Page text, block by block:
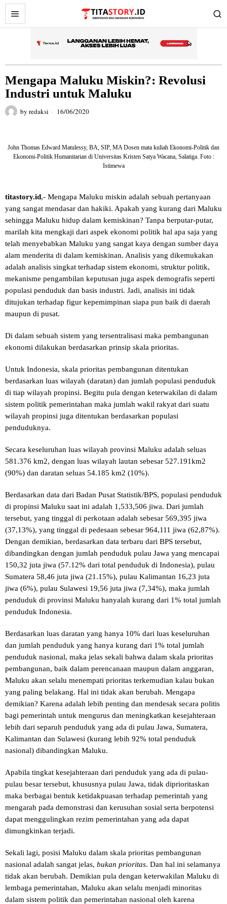
Mengapa Maluku Miskin?: Revolusi
Industri untuk Maluku
by redaksi 16/06/2020
John Thomas Edward Matulessy, BA, SIP, MA Dosen mata kuliah Ekonomi-Politik dan
Ekonomi-Politik Humanitarian di Universitas Kristen Satya Wacana, Salatiga. Foto :
Istimewa
titastory.id,- Mengapa Maluku miskin adalah sebuah pertanyaan
yang sangat mendasar dan hakiki. Apakah yang kurang dari Maluku
sehingga Maluku hidup dalam kemiskinan? Tanpa berputar-putar,
marilah kita mengkaji dari aspek ekonomi politik hal apa saja yang
telah menyebabkan Maluku yang sangat kaya dengan sumber daya
alam menderita di dalam kemiskinan. Analisis yang dikemukakan
adalah analisis singkat terhadap sistem ekonomi, struktur politik,
mekanisme pengambilan keputusan juga aspek demografis seperti
populasi penduduk dan basis industri. Jadi, analisis ini tidak
ditujukan terhadap figur kepemimpinan siapa pun baik di daerah
maupun di pusat.
Di dalam sebuah sistem yang tersentralisasi maka pembangunan
ekonomi dilakukan berdasarkan prinsip skala prioritas.
Untuk Indonesia, skala prioritas pembangunan ditentukan
berdasarkan luas wilayah (daratan) dan jumlah populasi penduduk
di tiap wilayah propinsi. Begitu pula dengan keterwakilan di dalam
sistem politik pemerintahan maka jumlah wakil rakyat dari suatu
wilayah propinsi juga ditentukan berdasarkan populasi
penduduknya.
Secara keseluruhan luas wilayah provinsi Maluku adalah seluas
581.376 km2, dengan luas wilayah lautan sebesar 527.191km2
(90%) dan daratan seluas 54.185 km2 (10%).
Berdasarkan data dari Badan Pusat Statistik/BPS, populasi penduduk
di propinsi Maluku saat ini adalah 1,533,506 jiwa. Dari jumlah
tersebut, yang tinggal di perkotaan adalah sebesar 569,395 jiwa
(37,13%), yang tinggal di pedesaan sebesar 964,111 jiwa (62,87%).
Dengan demikian, berdasarkan data terbaru dari BPS tersebut,
dibandingkan dengan jumlah penduduk pulau Jawa yang mencapai
150,32 juta jiwa (57.12% dari total penduduk di Indonesia), pulau
Sumatera 58,46 juta jiwa (21.15%), pulau Kalimantan 16,23 juta
jiwa (6%), pulau Sulawesi 19,56 juta jiwa (7,34%), maka jumlah
penduduk di provinsi Maluku hanyalah kurang dari 1% total jumlah
penduduk Indonesia.
Berdasarkan luas daratan yang hanya 10% dari luas keseluruhan
dan jumlah penduduk yang hanya kurang dari 1% total jumlah
penduduk nasional, maka jelas sekali bahwa dalam skala prioritas
pembangunan, baik dalam perencanaan maupun dalam anggaran,
Maluku akan selalu menempati prioritas terkemudian kalau bukan
yang paling belakang. Hal ini tidak akan berubah. Mengapa
demikian? Karena adalah lebih penting dan mendesak secara politis
bagi pemerintah untuk mengurus dan meningkatkan kesejahteraan
lebih dari separuh penduduk yang ada di pulau Jawa, Sumatera,
Kalimantan dan Sulawesi (kurang lebih 92% total penduduk
nasional) dibandingkan Maluku.
Apabila tingkat kesejahteraan dari penduduk yang ada di pulau-
pulau besar tersebut, khususnya pulau Jawa, tidak diprioritaskan
maka berbagai bentuk ketidakpuasan terhadap pemerintah yang
mengarah pada demonstrasi dan kerusuhan sosial serta berpotensi
dapat menggulingkan rezim pemerintahan yang ada dapat
dimungkinkan terjadi.
Sekali lagi, posisi Maluku dalam skala prioritas pembangunan
nasional adalah sangat jelas, bukan prioritas. Dan hal ini selamanya
tidak akan berubah. Demikian pula dengan keterwakilan Maluku di
lembaga pemerintahan, Maluku akan selalu menjadi minoritas
dalam sistem politik dan pemerintahan nasional oleh karena